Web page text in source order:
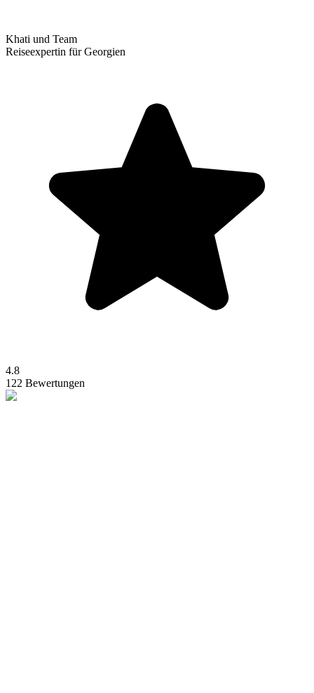
Khati und Team
Reiseexpertin für Georgien
4.8
122 Bewertungen